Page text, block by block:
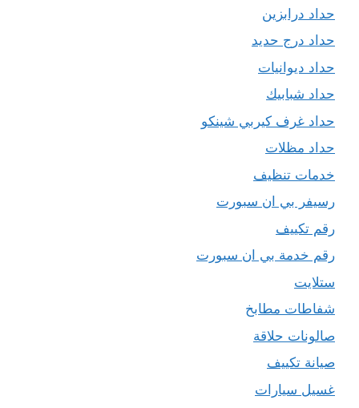
حداد درابزين
حداد درج حديد
حداد ديوانيات
حداد شبابيك
حداد غرف كيربي شينكو
حداد مظلات
خدمات تنظيف
رسيفر بي ان سبورت
رقم تكييف
رقم خدمة بي ان سبورت
ستلايت
شفاطات مطابخ
صالونات حلاقة
صيانة تكييف
غسيل سيارات